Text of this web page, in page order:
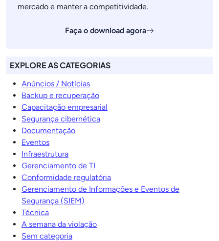
mercado e manter a competitividade.
Faça o download agora
EXPLORE AS CATEGORIAS
Anúncios / Notícias
Backup e recuperação
Capacitação empresarial
Segurança cibernética
Documentação
Eventos
Infraestrutura
Gerenciamento de TI
Conformidade regulatória
Gerenciamento de Informações e Eventos de
Segurança (SIEM)
Técnica
A semana da violação
Sem categoria